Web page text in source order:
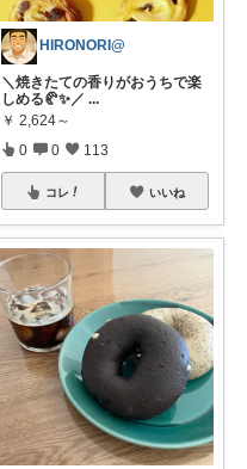
HIRONORI@
＼焼きたての香りがおうちで楽
しめる🥐✨／ ...
￥ 2,624～
0 0 113
コレ いいね